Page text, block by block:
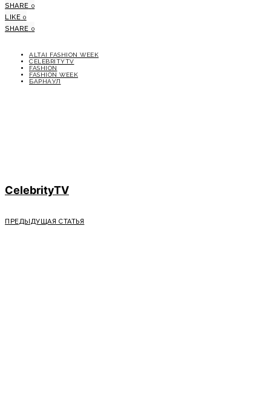
SHARE 0
LIKE 0
SHARE 0
ALTAI FASHION WEEK
CELEBRITYTV
FASHION
FASHION WEEK
БАРНАУЛ
CelebrityTV
ПРЕДЫДУЩАЯ СТАТЬЯ